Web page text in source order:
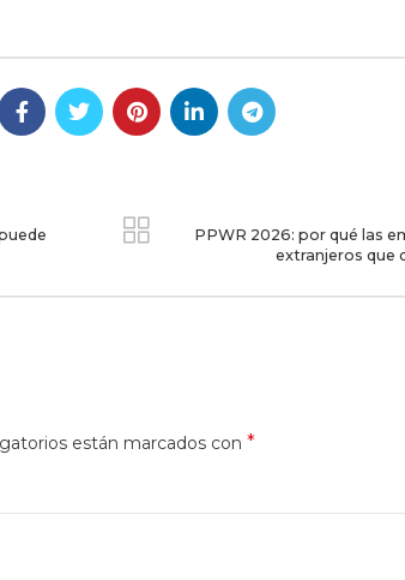
PPWR 2026: por qué las
extranjeros que
están marcados con *